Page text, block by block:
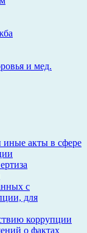
и мед.
акты в сфере
с
для
коррупции
о фактах